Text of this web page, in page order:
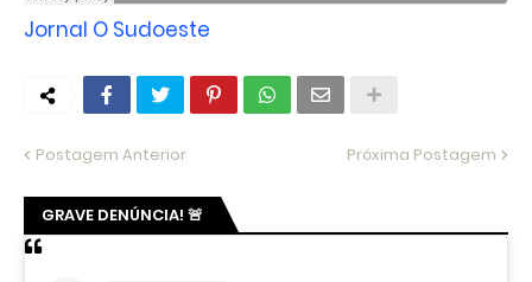
Jornal O Sudoeste
Postagem Anterior Próxima Postagem
GRAVE DENÚNCIA! 🚨